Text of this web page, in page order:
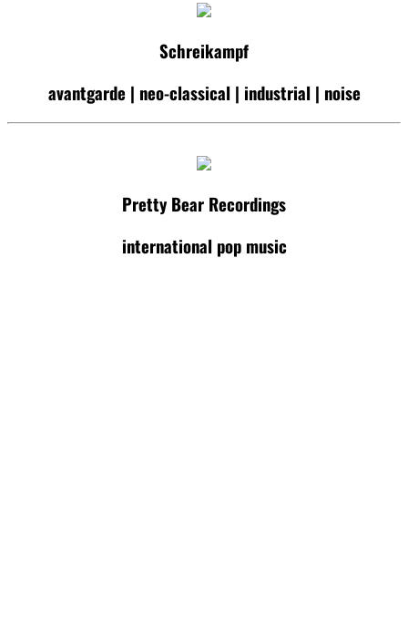
Schreikampf
avantgarde | neo-classical | industrial | noise
Pretty Bear Recordings
international pop music